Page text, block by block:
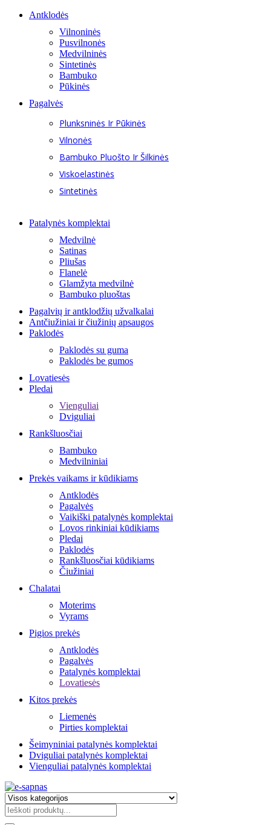
Antklodės
Vilnoninės
Pusvilnonės
Medvilninės
Sintetinės
Bambuko
Pūkinės
Pagalvės
Plunksninės Ir Pūkinės
Vilnonės
Bambuko Pluošto Ir Šilkinės
Viskoelastinės
Sintetinės
Patalynės komplektai
Medvilnė
Satinas
Pliušas
Flanelė
Glamžyta medvilnė
Bambuko pluoštas
Pagalvių ir antklodžių užvalkalai
Antčiužiniai ir čiužinių apsaugos
Paklodės
Paklodės su guma
Paklodės be gumos
Lovatiesės
Pledai
Vienguliai
Dviguliai
Rankšluosčiai
Bambuko
Medvilniniai
Prekės vaikams ir kūdikiams
Antklodės
Pagalvės
Vaikiški patalynės komplektai
Lovos rinkiniai kūdikiams
Pledai
Paklodės
Rankšluosčiai kūdikiams
Čiužiniai
Chalatai
Moterims
Vyrams
Pigios prekės
Antklodės
Pagalvės
Patalynės komplektai
Lovatiesės
Kitos prekės
Liemenės
Pirties komplektai
Šeimyniniai patalynės komplektai
Dviguliai patalynės komplektai
Vienguliai patalynės komplektai